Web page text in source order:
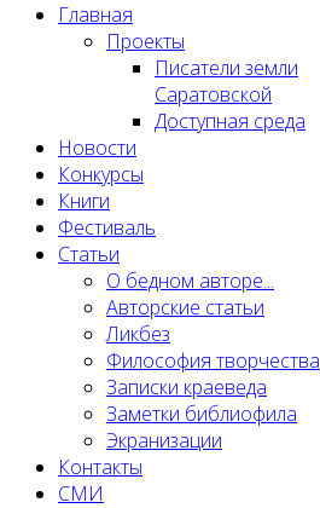
Главная
Проекты
Писатели земли
Саратовской
Доступная среда
Новости
Конкурсы
Книги
Фестиваль
Статьи
О бедном авторе...
Авторские статьи
Ликбез
Философия творчества
Записки краеведа
Заметки библиофила
Экранизации
Контакты
СМИ